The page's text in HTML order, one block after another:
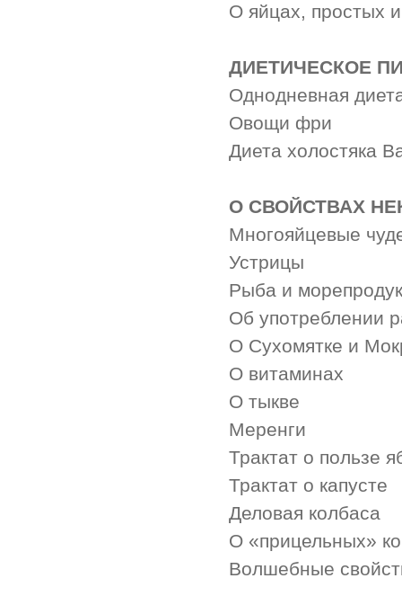
О яйцах, простых
ДИЕТИЧЕСКОЕ
Однодневная
Овощи фри
Диета холостяка
О СВОЙСТВАХ
Многояйцевые
Устрицы
Рыба и
Об употреблении
О Сухомятке и
О витаминах
О тыкве
Меренги
Трактат о пользе
Трактат о капусте
Деловая колбаса
О «прицельных»
Волшебные